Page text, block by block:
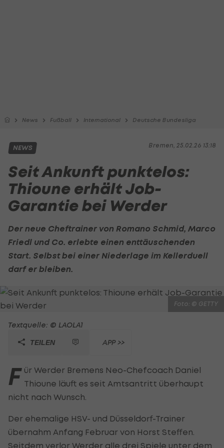
News Fußball International Deutsche Bundesliga
Bremen, 25.02.26 13:18
NEWS
Seit Ankunft punktelos:
Thioune erhält Job-
Garantie bei Werder
Der neue Cheftrainer von Romano Schmid, Marco
Friedl und Co. erlebte einen enttäuschenden
Start. Selbst bei einer Niederlage im Kellerduell
darf er bleiben.
Foto: © GETTY
Textquelle: © LAOLA1
TEILEN APP >>
F ür Werder Bremens Neo-Chefcoach Daniel
Thioune läuft es seit Amtsantritt überhaupt
nicht nach Wunsch.
Der ehemalige HSV- und Düsseldorf-Trainer
übernahm Anfang Februar von Horst Steffen.
Seitdem verlor Werder alle drei Spiele unter dem